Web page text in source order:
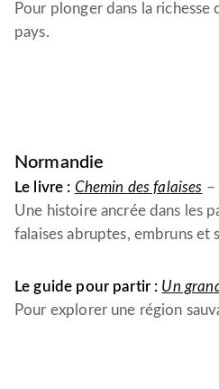
Pour plonger dans la
pays.
Normandie
Le livre : Chemin des falaises –
Une histoire ancrée dans les
falaises abruptes, embruns et
Le guide pour partir : Un
Pour explorer une région